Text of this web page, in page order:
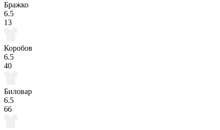
Бражко
6.5
13
Коробов
6.5
40
Биловар
6.5
66